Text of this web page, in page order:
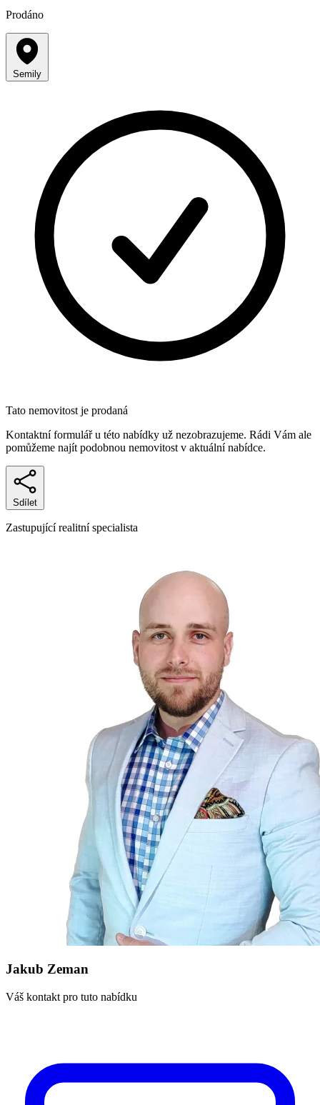
Prodáno
Semily
Tato nemovitost je prodaná
Kontaktní formulář u této nabídky už nezobrazujeme. Rádi Vám ale
pomůžeme najít podobnou nemovitost v aktuální nabídce.
Sdílet
Zastupující realitní specialista
Jakub Zeman
Váš kontakt pro tuto nabídku